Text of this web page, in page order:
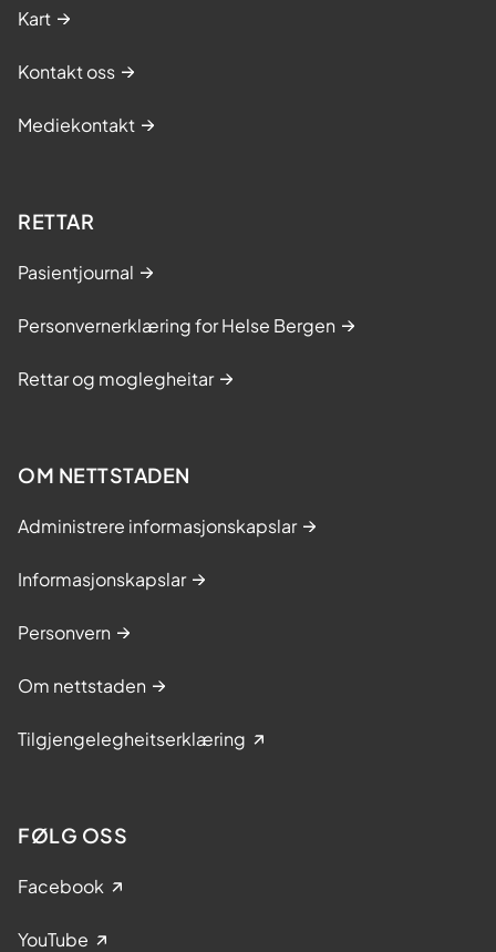
Kart
Kontakt oss
Mediekontakt
RETTAR
Pasientjournal
Personvernerklæring for Helse Bergen
Rettar og moglegheitar
OM NETTSTADEN
Administrere informasjonskapslar
Informasjonskapslar
Personvern
Om nettstaden
Tilgjengelegheitserklæring
FØLG OSS
Facebook
YouTube